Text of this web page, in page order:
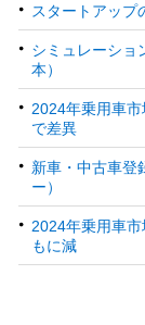
スタートアップ
シミュレーショ
本）
2024年乗用車
で差異
新車・中古車登
ー）
2024年乗用車
もに減